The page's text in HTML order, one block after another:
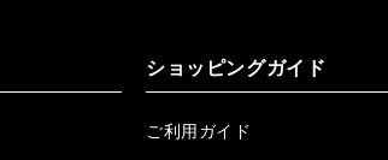
24/フリンジデニムロングパンツ再入荷!!!
ショッピングガイド
ご利用ガイド